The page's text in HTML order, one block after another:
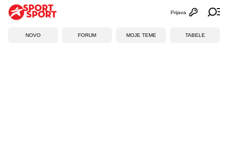
Otvori
Prijava
NOVO FORUM MOJE TEME TABELE